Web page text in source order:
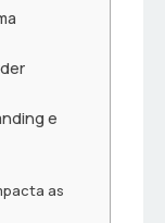
e
as